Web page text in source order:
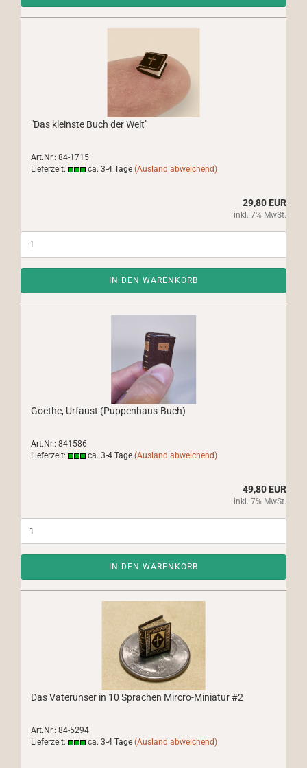
"Das kleinste Buch der Welt"
Art.Nr.: 84-1715
Lieferzeit:
ca. 3-4 Tage (Ausland abweichend)
29,80 EUR
inkl. 7% MwSt.
IN DEN WARENKORB
Goethe, Urfaust (Puppenhaus-Buch)
Art.Nr.: 841586
Lieferzeit:
ca. 3-4 Tage (Ausland abweichend)
49,80 EUR
inkl. 7% MwSt.
IN DEN WARENKORB
Das Vaterunser in 10 Sprachen Mircro-Miniatur #2
Art.Nr.: 84-5294
Lieferzeit:
ca. 3-4 Tage (Ausland abweichend)